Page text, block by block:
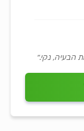
הבעיה, נקי.״